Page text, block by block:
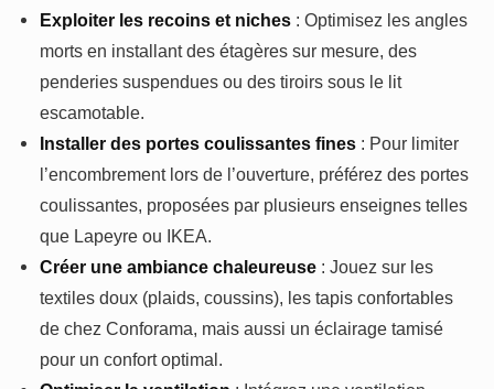
Exploiter les recoins et niches : Optimisez les angles
morts en installant des étagères sur mesure, des
penderies suspendues ou des tiroirs sous le lit
escamotable.
Installer des portes coulissantes fines : Pour limiter
l’encombrement lors de l’ouverture, préférez des portes
coulissantes, proposées par plusieurs enseignes telles
que Lapeyre ou IKEA.
Créer une ambiance chaleureuse : Jouez sur les
textiles doux (plaids, coussins), les tapis confortables
de chez Conforama, mais aussi un éclairage tamisé
pour un confort optimal.